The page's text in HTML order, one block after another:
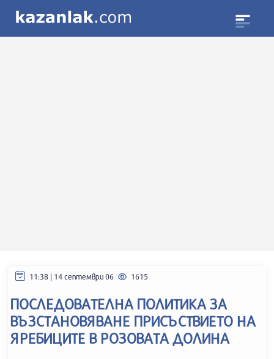
11:38 | 14 септември 06 1615
ПОСЛЕДОВАТЕЛНА ПОЛИТИКА ЗА
ВЪЗСТАНОВЯВАНЕ ПРИСЪСТВИЕТО НА
ЯРЕБИЦИТЕ В РОЗОВАТА ДОЛИНА